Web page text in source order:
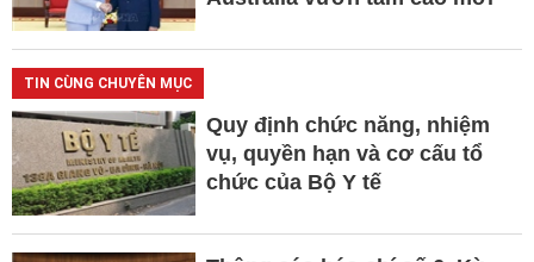
TIN CÙNG CHUYÊN MỤC
Quy định chức năng, nhiệm
vụ, quyền hạn và cơ cấu tổ
chức của Bộ Y tế